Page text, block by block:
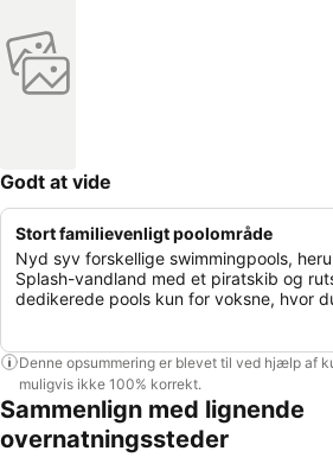
Godt at vide
Stort familievenligt poolområde
Nyd syv forskellige swimmingpools,
Splash-vandland med et piratskib og
dedikerede pools kun for voksne, hvor
Denne opsummering er blevet til ved hjælp af
muligvis ikke 100% korrekt.
Sammenlign med lignende
overnatningssteder